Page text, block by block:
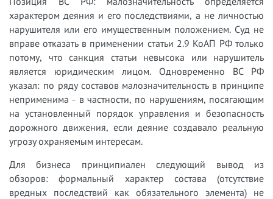
характером деяния и его последствиями, а не личностью
нарушителя или его имущественным положением. Суд не
вправе отказать в применении статьи 2.9 КоАП РФ только
потому, что санкция статьи невысока или нарушитель
является юридическим лицом. Одновременно ВС РФ
указал: по ряду составов малозначительность в принципе
неприменима - в частности, по нарушениям, посягающим
на установленный порядок управления и безопасность
дорожного движения, если деяние создавало реальную
угрозу охраняемым интересам.
Для бизнеса принципиален следующий вывод из
обзоров: формальный характер состава (отсутствие
вредных последствий как обязательного элемента) не